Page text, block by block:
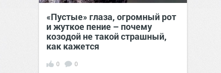
«Пустые» глаза, огромный рот
и жуткое пение – почему
козодой не такой страшный,
как кажется
0 0